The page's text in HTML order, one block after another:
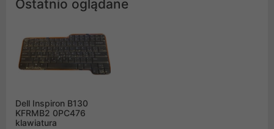
Ostatnio oglądane
Dell Inspiron B130
KFRMB2 0PC476
klawiatura